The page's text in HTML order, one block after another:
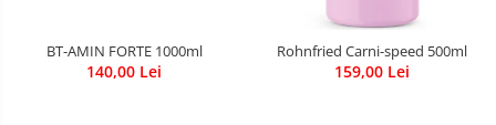
BT-AMIN FORTE 1000ml
140,00 Lei
Rohnfried Carni-speed 500ml
159,00 Lei